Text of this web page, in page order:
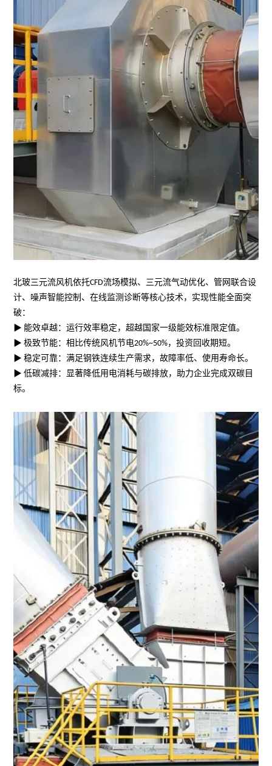
北玻三元流风机依托CFD流场模拟、三元流气动优化、管网联合设
计、噪声智能控制、在线监测诊断等核心技术，实现性能全面突
破：
▶ 能效卓越：运行效率稳定，超越国家一级能效标准限定值。
▶极致节能：相比传统风机节电20%~50%，投资回收期短。
▶稳定可靠：满足钢铁连续生产需求，故障率低、使用寿命长。
▶低碳减排：显著降低用电消耗与碳排放，助力企业完成双碳目
标。